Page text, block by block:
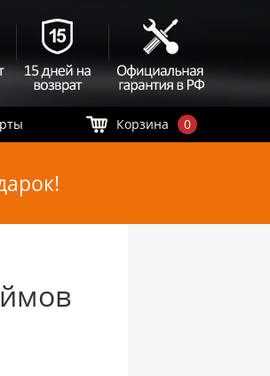
Корзина 0